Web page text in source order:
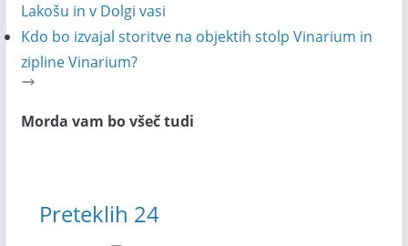
Lakošu in v Dolgi vasi
Kdo bo izvajal storitve na objektih stolp Vinarium in
zipline Vinarium?
Morda vam bo všeč tudi
Preteklih 24